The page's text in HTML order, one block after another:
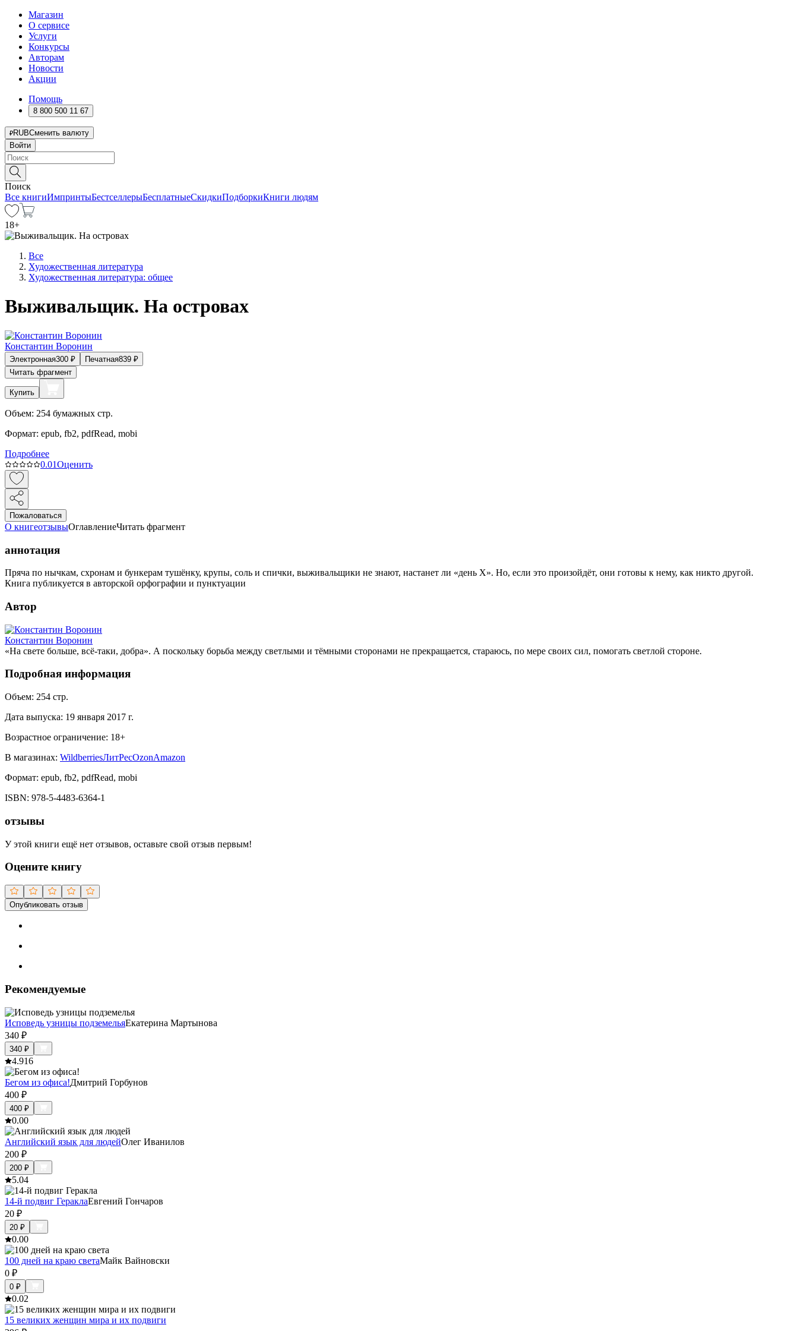
Магазин
О сервисе
Услуги
Конкурсы
Авторам
Новости
Акции
Помощь
8 800 500 11 67
RUBСменить валюту
Войти
Поиск
Все книгиИмпринтыБестселлерыБесплатныеСкидкиПодборкиКниги людям
18+
Все
Художественная литература
Художественная литература: общее
Выживальщик. На островах
Константин Воронин
Электронная300 ₽ Печатная839 ₽
Читать фрагмент
Купить
Объем: 254 бумажных стр.
Формат: epub, fb2, pdfRead, mobi
Подробнее
0.01Оценить
Пожаловаться
О книгеотзывыОглавлениеЧитать фрагмент
аннотация
Пряча по нычкам, схронам и бункерам тушёнку, крупы, соль и спички, выживальщики не знают, настанет ли «день Х». Но, если это произойдёт, они готовы к нему, как никто другой.
Книга публикуется в авторской орфографии и пунктуации
Автор
Константин Воронин
«На свете больше, всё-таки, добра». А поскольку борьба между светлыми и тёмными сторонами не прекращается, стараюсь, по мере своих сил, помогать светлой стороне.
Подробная информация
Объем: 254 стр.
Дата выпуска: 19 января 2017 г.
Возрастное ограничение: 18+
В магазинах: WildberriesЛитРесOzonAmazon
Формат: epub, fb2, pdfRead, mobi
ISBN: 978-5-4483-6364-1
отзывы
У этой книги ещё нет отзывов, оставьте свой отзыв первым!
Оцените книгу
Опубликовать отзыв
Рекомендуемые
Исповедь узницы подземельяЕкатерина Мартынова
340 ₽
340 ₽
4.916
Бегом из офиса!Дмитрий Горбунов
400 ₽
400 ₽
0.00
Английский язык для людейОлег Иванилов
200 ₽
200 ₽
5.04
14-й подвиг ГераклаЕвгений Гончаров
20 ₽
20 ₽
0.00
100 дней на краю светаМайк Вайновски
0 ₽
0 ₽
0.02
15 великих женщин мира и их подвиги